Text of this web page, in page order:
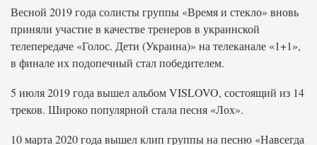
Весной 2019 года солисты группы «Время и стекло» вновь
приняли участие в качестве тренеров в украинской
телепередаче «Голос. Дети (Украина)» на телеканале «1+1»,
в финале их подопечный стал победителем.
5 июля 2019 года вышел альбом VISLOVO, состоящий из 14
треков. Широко популярной стала песня «Лох».
10 марта 2020 года вышел клип группы на песню «Навсегда